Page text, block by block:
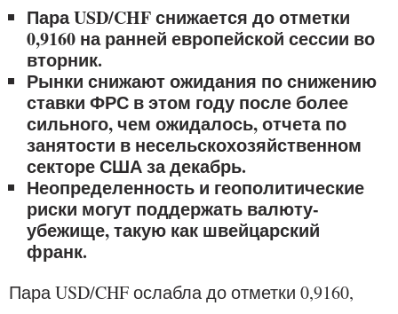
Пара USD/CHF снижается до отметки
0,9160 на ранней европейской сессии во
вторник.
Рынки снижают ожидания по снижению
ставки ФРС в этом году после более
сильного, чем ожидалось, отчета по
занятости в несельскохозяйственном
секторе США за декабрь.
Неопределенность и геополитические
риски могут поддержать валюту-
убежище, такую как швейцарский
франк.
Пара USD/CHF ослабла до отметки 0,9160,